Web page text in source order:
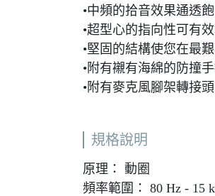
•中頻的拾音效果通透
•超型心的指向性可有
•堅固的結構使您在最
•附有襯有海綿的防撞
•附有麥克風腳架轉接頭
規格說明
原理： 動圈
頻率範圍： 80 Hz - 15